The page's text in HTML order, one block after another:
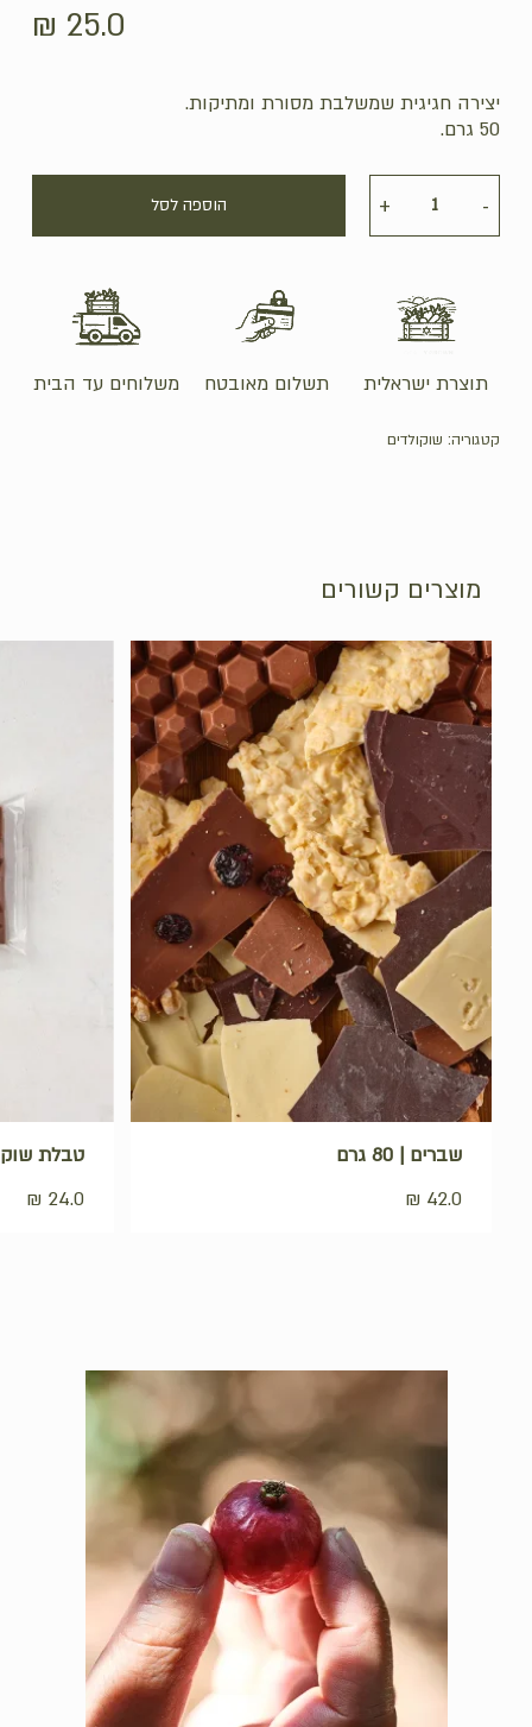
אין מוצרים בסל הקניות.
₪ 25.0
יצירה חגיגית שמשלבת מסורת ומתיקות.
50 גרם.
הוספה לסל
משלוחים עד הבית תשלום מאובטח תוצרת ישראלית
קטגוריה: שוקולדים
מוצרים קשורים
שברים | 80 גרם
₪ 42.0
טבלת שוקולד
₪ 24.0